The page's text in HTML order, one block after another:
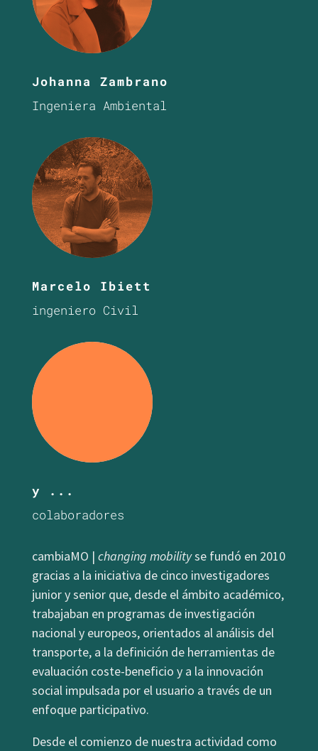
Johanna Zambrano
Ingeniera Ambiental
Marcelo Ibiett
ingeniero Civil
y ...
colaboradores
cambiaMO | changing mobilityse fundó en 2010
gracias a la iniciativa de cinco investigadores
junior y senior que, desde el ámbito académico,
trabajaban en programas de investigación
nacional y europeos, orientados al análisis del
transporte, a la definición de herramientas de
evaluación coste-beneficio y a la innovación
social impulsada por el usuario a través de un
enfoque participativo.
Desde el comienzo de nuestra actividad como